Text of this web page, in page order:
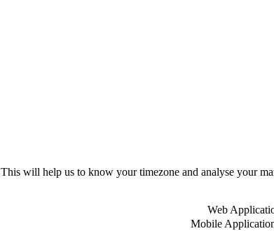
This will help us to know your timezone and analyse your
Web
Mobile